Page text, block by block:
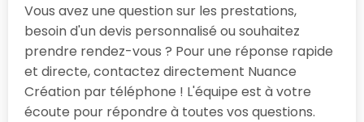
Vous avez une question sur les prestations,
besoin d'un devis personnalisé ou souhaitez
prendre rendez-vous ? Pour une réponse rapide
et directe, contactez directement Nuance
Création par téléphone ! L'équipe est à votre
écoute pour répondre à toutes vos questions.